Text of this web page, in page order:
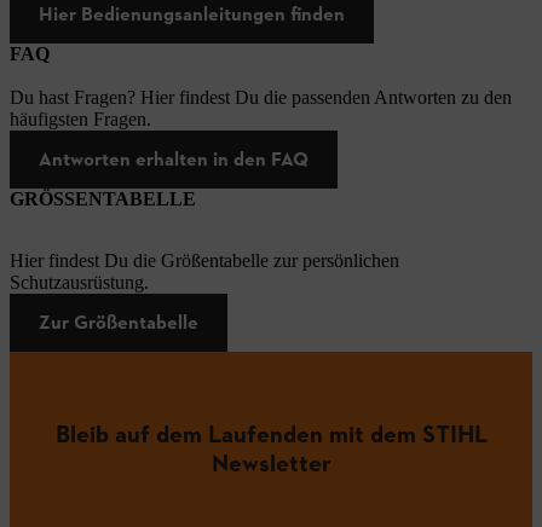
Hier Bedienungsanleitungen finden
FAQ
Du hast Fragen? Hier findest Du die passenden Antworten zu den
häufigsten Fragen.
Antworten erhalten in den FAQ
GRÖSSENTABELLE
Hier findest Du die Größentabelle zur persönlichen
Schutzausrüstung.
Zur Größentabelle
Bleib auf dem Laufenden mit dem STIHL
Newsletter